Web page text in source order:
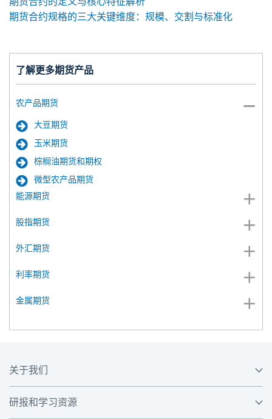
了解更多期货产品
农产品期货
大豆期货
玉米期货
棕榈油期货和期权
微型农产品期货
能源期货
股指期货
外汇期货
利率期货
金属期货
期货合约规格的三大关键维度：规模、交割与标准化
关于我们
研报和学习资源